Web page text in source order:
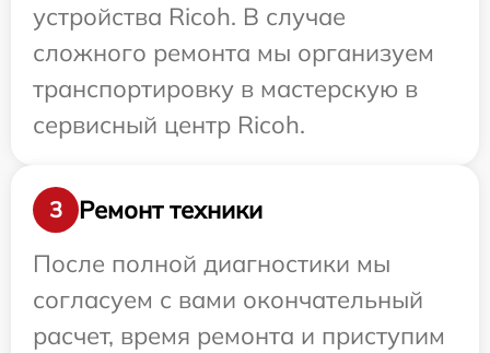
устройства Ricoh. В случае
сложного ремонта мы организуем
транспортировку в мастерскую в
сервисный центр Ricoh.
3
Ремонт техники
После полной диагностики мы
согласуем с вами окончательный
расчет, время ремонта и приступим